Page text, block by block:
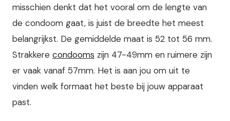
misschien denkt dat het vooral om de lengte van
de condoom gaat, is juist de breedte het meest
belangrijkst. De gemiddelde maat is 52 tot 56 mm.
Strakkere condooms zijn 47-49mm en ruimere zijn
er vaak vanaf 57mm. Het is aan jou om uit te
vinden welk formaat het beste bij jouw apparaat
past.